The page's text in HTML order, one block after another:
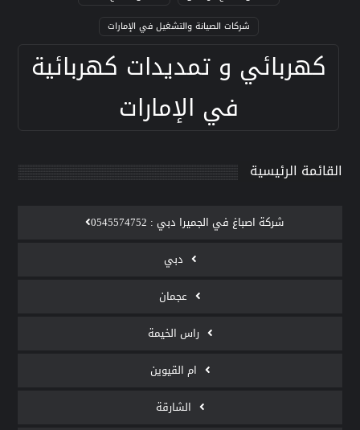
شركات الصيانة والتشغيل في الإمارات
كهربائي و تمديدات كهربائية
في الإمارات
القائمة الرئيسية
‫شركة اصباغ في الجميرا دبي : 0545574752
دبي
عجمان
راس الخيمة
ام القيوين
الشارقة